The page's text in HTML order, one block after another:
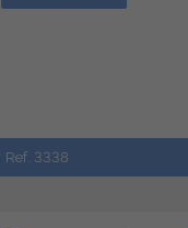
Ref. 3338